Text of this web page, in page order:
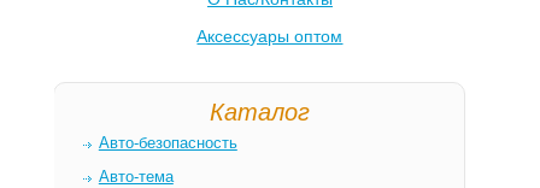
Аксессуары оптом
Каталог
Авто-безопасность
Авто-тема